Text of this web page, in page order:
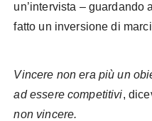
un’intervista – guardando
fatto un inversione di
Vincere non era più un
ad essere competitivi,
non vincere.